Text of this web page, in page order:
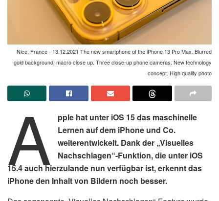
Nice, France - 13.12.2021 The new smartphone of the iPhone 13 Pro Max. Blurred
gold background, macro close up. Three close-up phone cameras. New technology
concept. High quality photo
A
pple hat unter iOS 15 das maschinelle
Lernen auf dem iPhone und Co.
weiterentwickelt. Dank der „Visuelles
Nachschlagen“-Funktion, die unter iOS
15.4 auch hierzulande nun verfügbar ist, erkennt das
iPhone den Inhalt von Bildern noch besser.